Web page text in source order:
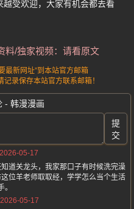
受欢迎，大家有机会都去看
料/独家视频：请看原文
最新网址”到本站官方邮箱
录保存本站官方联系邮箱！
- 韩漫漫画
提
交
2026-05-17
道关龙头，我家那口子有时候洗完澡
位羊老师取取经，学学怎么当个生活
。
2026-05-17